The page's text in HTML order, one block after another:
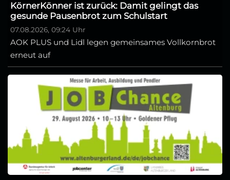
KörnerKönner ist zurück: Damit gelingt das
gesunde Pausenbrot zum Schulstart
07.08.2026, 09:24 Uhr
AOK PLUS und Lidl legen gemeinsames Vollkornbrot
erneut auf